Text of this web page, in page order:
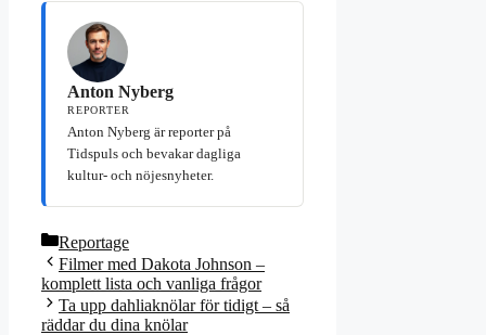
Anton Nyberg
REPORTER
Anton Nyberg är reporter på
Tidspuls och bevakar dagliga
kultur- och nöjesnyheter.
Kategorier
Reportage
Filmer med Dakota Johnson –
komplett lista och vanliga frågor
Ta upp dahliaknölar för tidigt – så
räddar du dina knölar